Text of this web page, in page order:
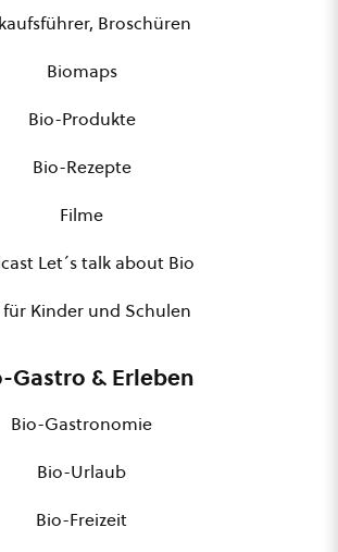
Broschüren
Biomaps
Bio-Produkte
Bio-Rezepte
Filme
Let´s talk about Bio
für Kinder und Schulen
Gastro & Erleben
Bio-Gastronomie
Bio-Urlaub
Bio-Freizeit